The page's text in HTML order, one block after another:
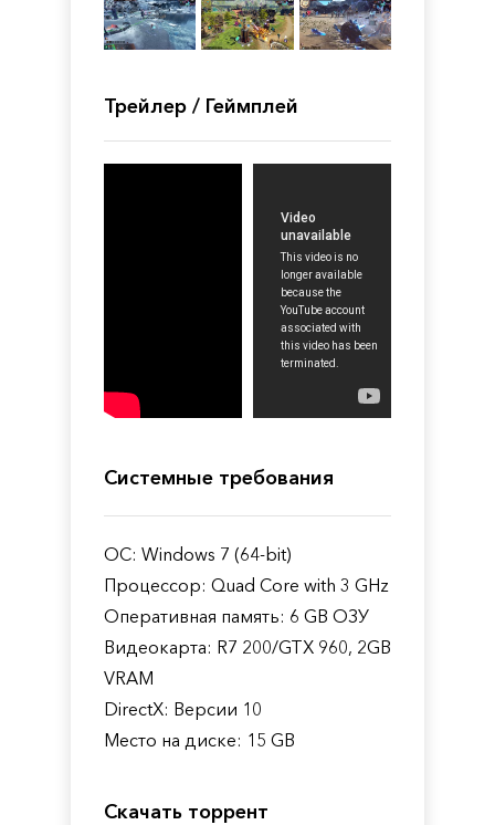
Трейлер / Геймплей
Системные требования
ОС: Windows 7 (64-bit)
Процессор: Quad Core with 3 GHz
Оперативная память: 6 GB ОЗУ
Видеокарта: R7 200/GTX 960, 2GB
VRAM
DirectX: Версии 10
Место на диске: 15 GB
Скачать торрент